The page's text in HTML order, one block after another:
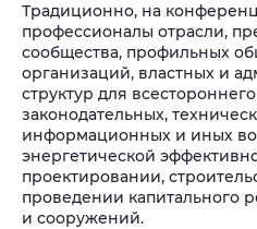
Традиционно, на
профессионалы отрасли,
сообщества, профильных
организаций, властных и
структур для
законодательных,
информационных и иных
энергетической
проектировании,
проведении капитального
и сооружений.